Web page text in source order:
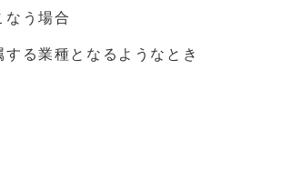
う場合
業種となるようなとき